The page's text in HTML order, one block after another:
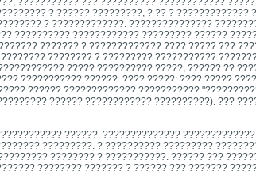
? ?????? ?????????, ? ?? ? ?????????????
? ?????????????. ???????????????
?????????? ???????????? ????????? ??????
??????? ? ????????????? ???? ????? ???
???????? ? ????????? ???????????
????? ?????????? ?????, ?????? ??
??????????? ??????. ???? ?????: ???? ?????
?????? ????????????? ???????????
?????? ???????????? ??????????). ???
??????. ??????????????
?????????. ? ?????????? ?????????
???????? ? ???????????. ?????? ???
???????? ??????? ? ?????? ??? ???????